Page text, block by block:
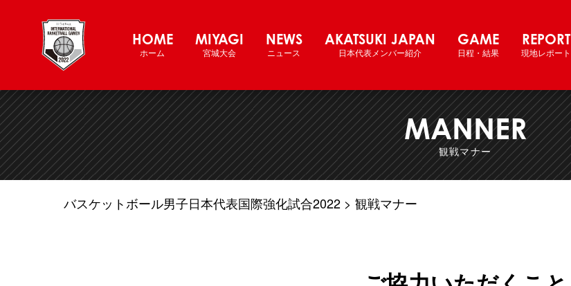
HOME
ホーム
MIYAGI
宮城大会
NEWS
ニュース
AKATSUKI JAPAN
日本代表メンバー紹介
GAME
日程・結果
REPORT
現地レポート
MANNER
観戦マナー
バスケットボール男子日本代表国際強化試合2022 観戦マナー